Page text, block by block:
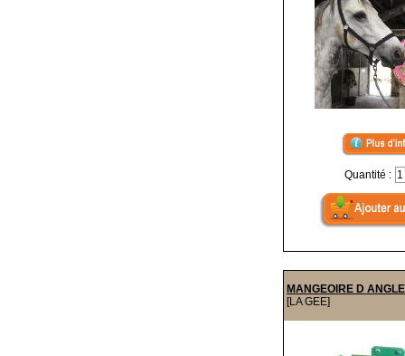
Quantité :
MANGEOIRE D ANGLE
[LA GEE]